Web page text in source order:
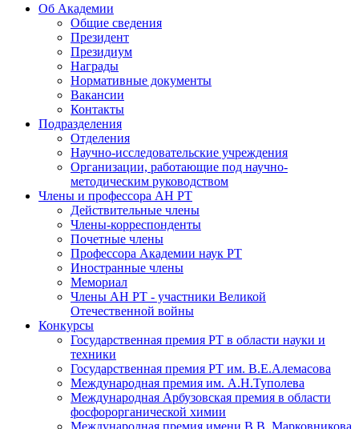
Об Академии
Общие сведения
Президент
Президиум
Награды
Нормативные документы
Вакансии
Контакты
Подразделения
Отделения
Научно-исследовательские учреждения
Организации, работающие под научно-
методическим руководством
Члены и профессора АН РТ
Действительные члены
Члены-корреспонденты
Почетные члены
Профессора Академии наук РТ
Иностранные члены
Мемориал
Члены АН РТ - участники Великой
Отечественной войны
Конкурсы
Государственная премия РТ в области науки и
техники
Государственная премия РТ им. В.Е.Алемасова
Международная премия им. А.Н.Туполева
Международная Арбузовская премия в области
фосфорорганической химии
Международная премия имени В.В. Марковникова